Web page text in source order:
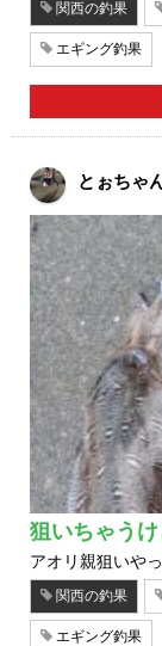
関西の釣果
エギング釣果
とぉちゃ
狙いちゃう
アオリ親狙いや
関西の釣果
エギング釣果